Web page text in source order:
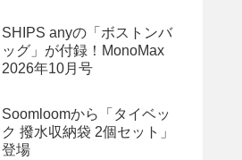
SHIPS anyの「ボストンバ
ッグ」が付録！MonoMax
2026年10月号
Soomloomから「タイベッ
ク 撥水収納袋 2個セット」
登場